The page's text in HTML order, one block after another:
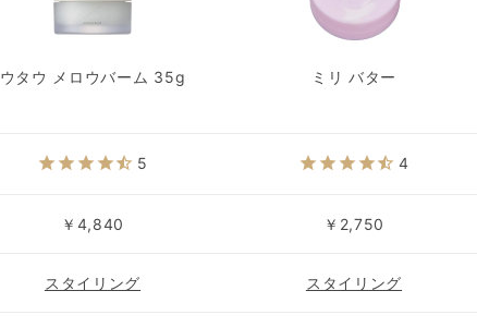
ウタウ メロウバーム 35g ミリ バター
5 4
￥4,840 ￥2,750
スタイリング スタイリング